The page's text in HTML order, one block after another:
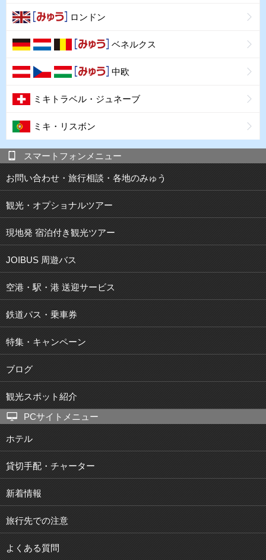
ロンドン
ベネルクス
中欧
ミキトラベル・ジュネーブ
ミキ・リスボン
スマートフォンメニュー
お問い合わせ・旅行相談・各地のみゅう
観光・オプショナルツアー
現地発 宿泊付き観光ツアー
JOIBUS 周遊バス
空港・駅・港 送迎サービス
鉄道パス・乗車券
特集・キャンペーン
ブログ
観光スポット紹介
PCサイトメニュー
ホテル
貸切手配・チャーター
新着情報
旅行先での注意
よくある質問